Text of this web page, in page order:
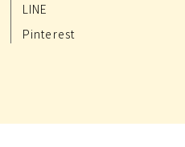
LINE
Pinterest